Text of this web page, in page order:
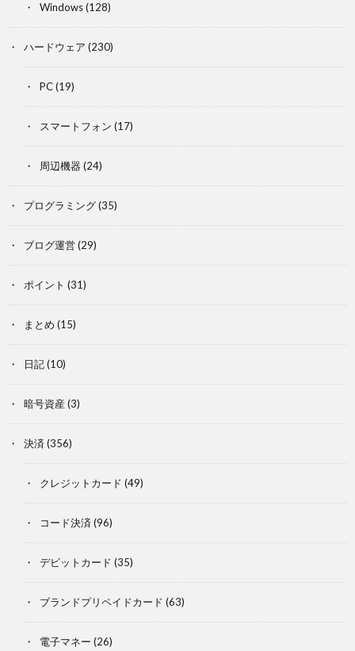
Windows(128)
ハードウェア (230)
PC(19)
スマートフォン (17)
周辺機器 (24)
プログラミング(35)
ブログ運営(29)
ポイント (31)
まとめ (15)
日記(10)
暗号資産 (3)
決済 (356)
クレジットカード (49)
コード決済 (96)
デビットカード (35)
ブランドプリペイドカード (63)
電子マネー (26)